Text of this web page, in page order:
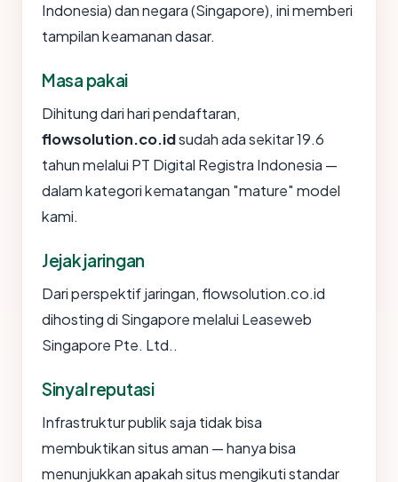
Indonesia) dan negara (Singapore), ini memberi
tampilan keamanan dasar.
Masa pakai
Dihitung dari hari pendaftaran,
flowsolution.co.idsudah ada sekitar 19.6
tahun melalui PT Digital Registra Indonesia —
dalam kategori kematangan "mature" model
kami.
Jejak jaringan
Dari perspektif jaringan, flowsolution.co.id
dihosting di Singapore melalui Leaseweb
Singapore Pte. Ltd..
Sinyal reputasi
Infrastruktur publik saja tidak bisa
membuktikan situs aman — hanya bisa
menunjukkan apakah situs mengikuti standar